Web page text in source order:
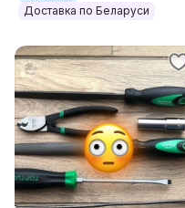
Доставка по Беларуси